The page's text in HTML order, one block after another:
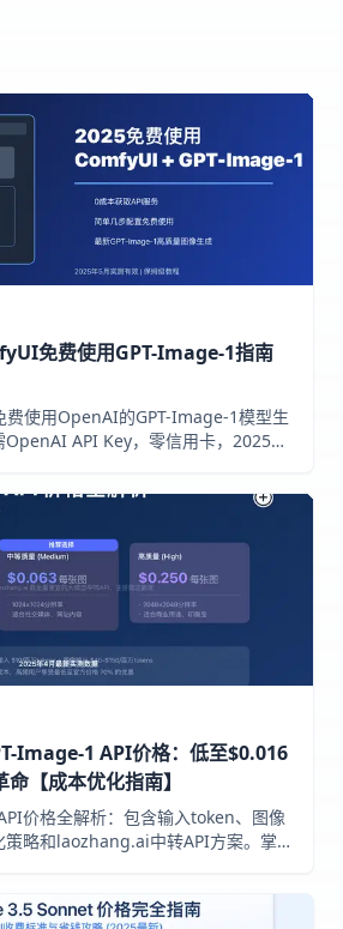
免费使用GPT-Image-1指南
使用OpenAI的GPT-Image-1模型生
API Key，零信用卡，2025年
Image-1 API价格：低至$0.016
【成本优化指南】
价格全解析：包含输入token、图像
策略和laozhang.ai中转API方案。掌握